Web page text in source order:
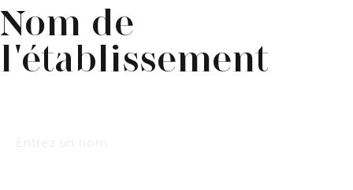
Nom de
l'établissement